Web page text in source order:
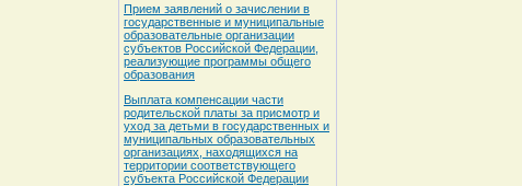
Прием заявлений о зачислении в
государственные и муниципальные
образовательные организации
субъектов Российской Федерации,
реализующие программы общего
образования
Выплата компенсации части
родительской платы за присмотр и
уход за детьми в государственных и
муниципальных образовательных
организациях, находящихся на
территории соответствующего
субъекта Российской Федерации